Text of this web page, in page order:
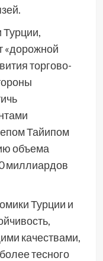
Турции,
«дорожной
торгово-
Тайипом
объема
миллиардов
Турции и
качествами,
тесного